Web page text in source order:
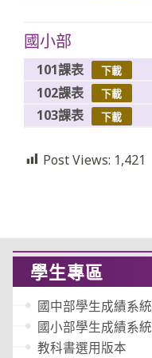
國小部
101課表 下載
102課表 下載
103課表 下載
Post Views: 1,421
學生專區
國中部學生成績系統
國小部學生成績系統
教科書選用版本